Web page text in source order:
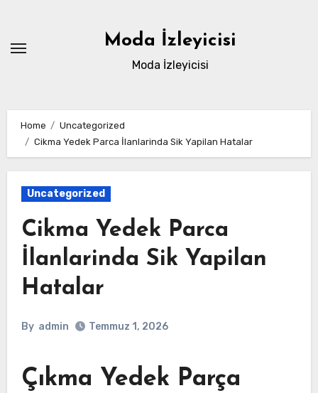
content
Moda İzleyicisi
Moda İzleyicisi
Home
Uncategorized
Cikma Yedek Parca İlanlarinda Sik Yapilan Hatalar
Uncategorized
Cikma Yedek Parca
İlanlarinda Sik Yapilan
Hatalar
By admin Temmuz 1, 2026
Çıkma Yedek Parça